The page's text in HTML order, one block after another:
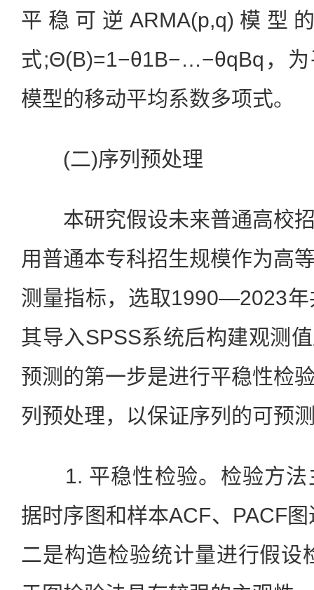
平稳可逆ARMA(p,q)模型
式;Θ(B)=1−θ1B−…−θqBq，为
模型的移动平均系数多项式。
(二)序列预处理
本研究假设未来普通高校招
用普通本专科招生规模作为高
测量指标，选取1990—2023
其导入SPSS系统后构建观测
预测的第一步是进行平稳性检
列预处理，以保证序列的可预
1. 平稳性检验。检验方法
据时序图和样本ACF、PACF
二是构造检验统计量进行假设